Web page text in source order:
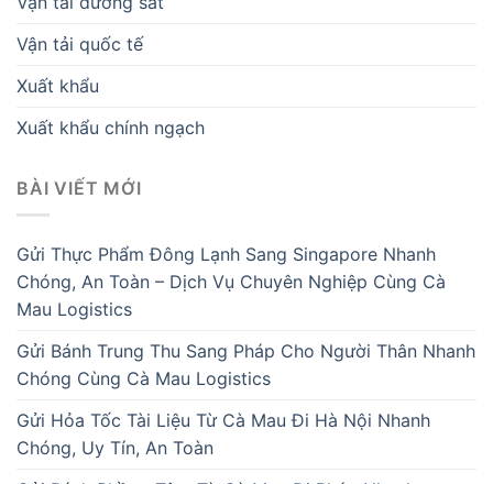
Vận tải quốc tế
Xuất khẩu
Xuất khẩu chính ngạch
BÀI VIẾT MỚI
Gửi Thực Phẩm Đông Lạnh Sang Singapore Nhanh
Chóng, An Toàn – Dịch Vụ Chuyên Nghiệp Cùng Cà
Mau Logistics
Gửi Bánh Trung Thu Sang Pháp Cho Người Thân Nhanh
Chóng Cùng Cà Mau Logistics
Gửi Hỏa Tốc Tài Liệu Từ Cà Mau Đi Hà Nội Nhanh
Chóng, Uy Tín, An Toàn